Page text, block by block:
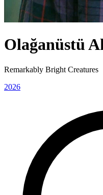
Olağanüstü
Remarkably Bright Creatures
2026